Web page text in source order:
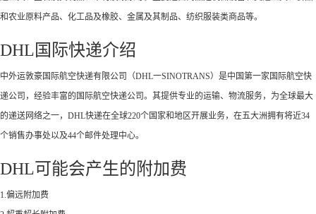
和农业原料产品、化工品及橡胶、金属及其制品、纺织服装类商品等。
DHL国际快递介绍
中外运敦豪国际航空快递有限公司（DHL一SINOTRANS）是中国第一家国际航空快
递公司，经验丰富的国际航空快递公司。其提供专业的运输、物流服务，为全球最大
的递送网络之一，DHL快递在全球220个国家和地区开展业务，在五大洲拥有将近34
个销售办事处以及44个邮件处理中心。
DHL可能会产生的附加费
1.偏远附加费